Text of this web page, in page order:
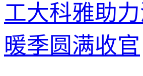
工大科雅助
暖季圆满收官